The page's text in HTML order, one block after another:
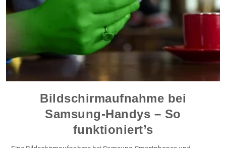
Bildschirmaufnahme bei
Samsung-Handys – So
funktioniert’s